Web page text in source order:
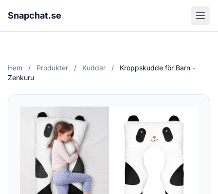
Snapchat.se
Hem / Produkter / Kuddar /
Kroppskudde för Barn -
Zenkuru